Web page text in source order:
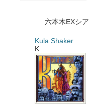
六本木EXシ
Kula Shaker
K